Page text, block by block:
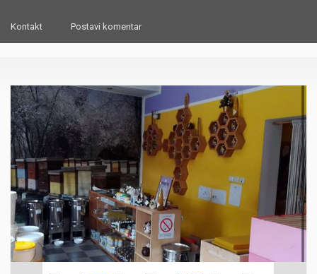
Kontakt Postavi komentar